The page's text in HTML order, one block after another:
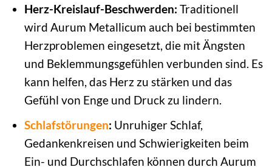
Herz-Kreislauf-Beschwerden: Traditionell
wird Aurum Metallicum auch bei bestimmten
Herzproblemen eingesetzt, die mit Ängsten
und Beklemmungsgefühlen verbunden sind. Es
kann helfen, das Herz zu stärken und das
Gefühl von Enge und Druck zu lindern.
Schlafstörungen: Unruhiger Schlaf,
Gedankenkreisen und Schwierigkeiten beim
Ein- und Durchschlafen können durch Aurum